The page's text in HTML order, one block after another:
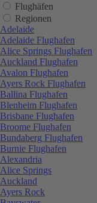
Flughäfen
Regionen
Adelaide
Adelaide Flughafen
Alice Springs Flughafen
Auckland Flughafen
Avalon Flughafen
Ayers Rock Flughafen
Ballina Flughafen
Blenheim Flughafen
Brisbane Flughafen
Broome Flughafen
Bundaberg Flughafen
Burnie Flughafen
Alexandria
Alice Springs
Auckland
Ayers Rock